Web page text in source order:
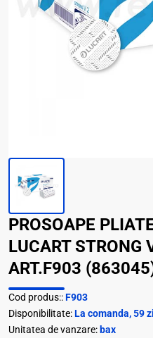
PROSOAPE
LUCART STRONG
ART.F903
Cod produs::F903
Disponibilitate:La comanda, 59
Unitatea de vanzare: bax